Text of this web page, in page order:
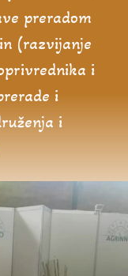
preradom
(razvijanje
i
i
i